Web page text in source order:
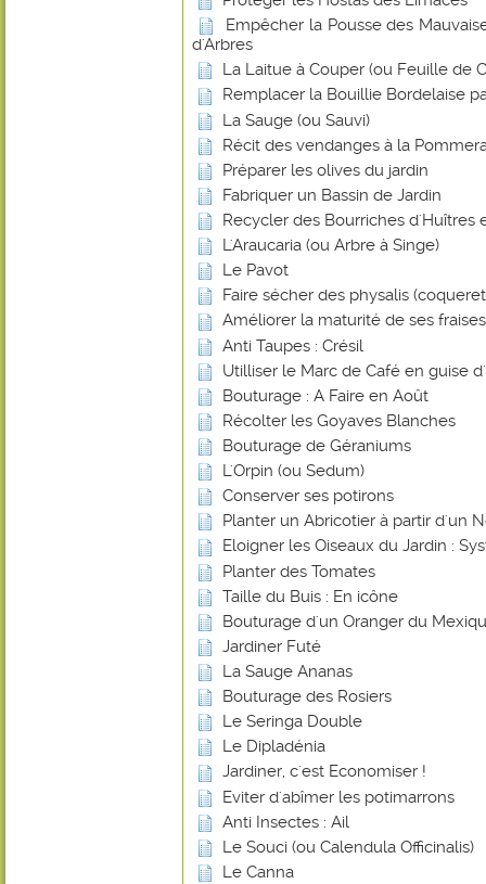
Empêcher la Pousse des
d'Arbres
La Laitue à Couper (ou Feuille de
Remplacer la Bouillie Bordelaise
La Sauge (ou Sauvi)
Récit des vendanges à la
Préparer les olives du jardin
Fabriquer un Bassin de Jardin
Recycler des Bourriches d'Huîtres
L'Araucaria (ou Arbre à Singe)
Le Pavot
Faire sécher des physalis
Améliorer la maturité de ses
Anti Taupes : Crésil
Utilliser le Marc de Café en guise
Bouturage : A Faire en Août
Récolter les Goyaves Blanches
Bouturage de Géraniums
L'Orpin (ou Sedum)
Conserver ses potirons
Planter un Abricotier à partir d'un
Eloigner les Oiseaux du Jardin :
Planter des Tomates
Taille du Buis : En icône
Bouturage d'un Oranger du
Jardiner Futé
La Sauge Ananas
Bouturage des Rosiers
Le Seringa Double
Le Dipladénia
Jardiner, c'est Economiser !
Eviter d'abîmer les potimarrons
Anti Insectes : Ail
Le Souci (ou Calendula Officinalis)
Le Canna